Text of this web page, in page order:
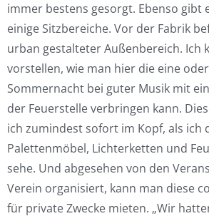
immer bestens gesorgt. Ebenso gibt
einige Sitzbereiche. Vor der Fabrik
urban gestalteter Außenbereich. Ich
vorstellen, wie man hier die eine
Sommernacht bei guter Musik mit
der Feuerstelle verbringen kann.
ich zumindest sofort im Kopf, als ich
Palettenmöbel, Lichterketten und
sehe. Und abgesehen von den
Verein organisiert, kann man diese
für private Zwecke mieten. „Wir